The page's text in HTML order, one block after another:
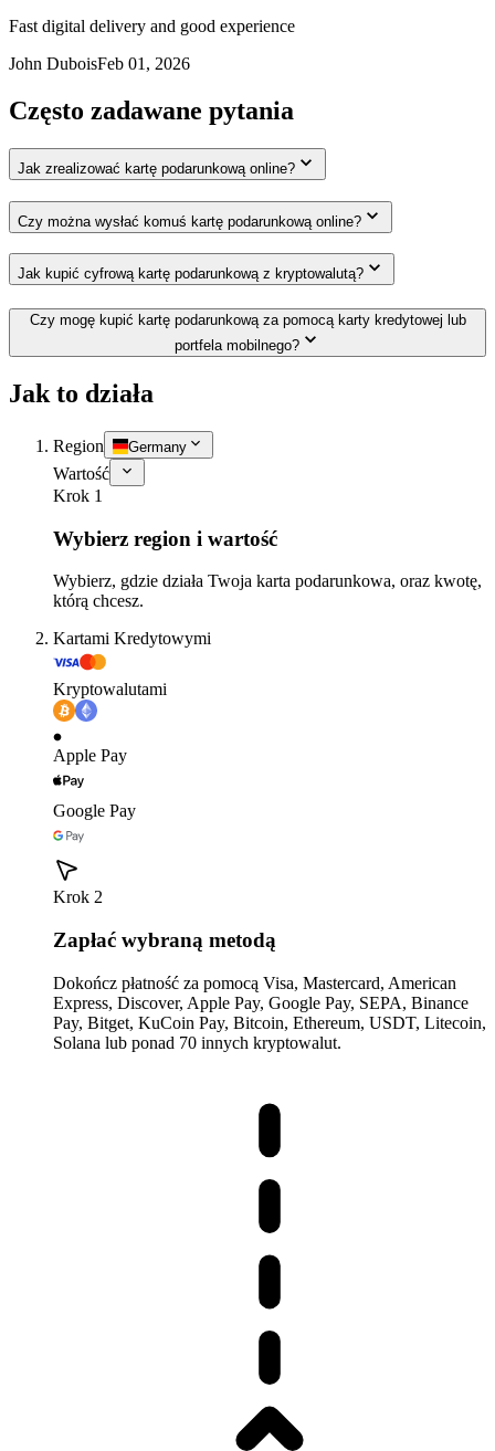
Fast digital delivery and good experience
John DuboisFeb 01, 2026
Często zadawane pytania
Jak zrealizować kartę podarunkową online?
Czy można wysłać komuś kartę podarunkową online?
Jak kupić cyfrową kartę podarunkową z kryptowalutą?
Czy mogę kupić kartę podarunkową za pomocą karty kredytowej lub
portfela mobilnego?
Jak to działa
Region Germany
Wartość
Krok 1
Wybierz region i wartość
Wybierz, gdzie działa Twoja karta podarunkowa, oraz kwotę,
którą chcesz.
Kartami Kredytowymi
Kryptowalutami
Apple Pay
Google Pay
Krok 2
Zapłać wybraną metodą
Dokończ płatność za pomocą Visa, Mastercard, American
Express, Discover, Apple Pay, Google Pay, SEPA, Binance
Pay, Bitget, KuCoin Pay, Bitcoin, Ethereum, USDT, Litecoin,
Solana lub ponad 70 innych kryptowalut.